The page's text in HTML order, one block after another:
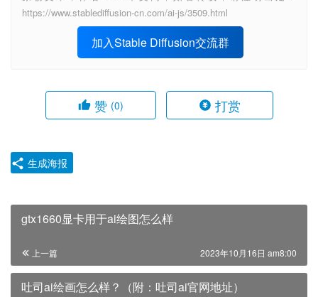
https://www.stablediffusion-cn.com/ai-js/3509.html
加入Stable Diffusion交流群
赞 (0) 打赏
生成海报
gtx1660显卡用于ai绘图怎么样
上一篇 2023年10月16日 am8:00
吐司ai绘画怎么样？（附：吐司ai官网地址）